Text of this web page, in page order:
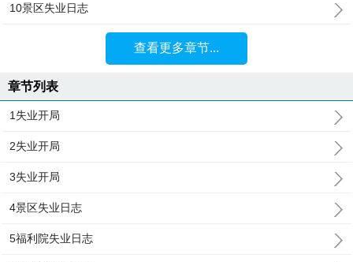
10景区失业日志
查看更多章节...
章节列表
1失业开局
2失业开局
3失业开局
4景区失业日志
5福利院失业日志